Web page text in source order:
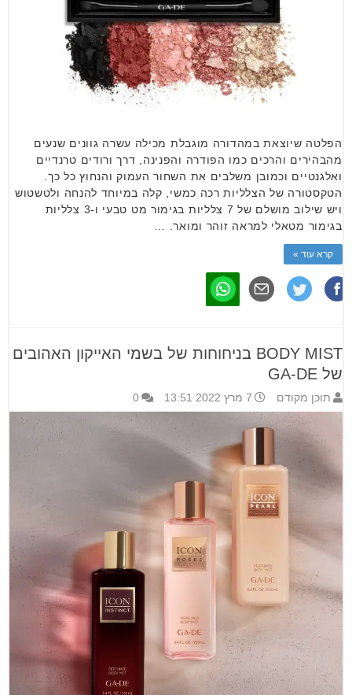
הפלטה שיוצאת במהדורה מוגבלת מכילה עשרה גוונים שנעים
מהבהירים והרכים כמו הפודרה והפנינה, דרך ורודים טרנדיים
ואלגנטיים וכמובן משלבים את השחור העמוק והנחוץ כל כך.
הטקסטורה של הצלליות רכה כמשי, קלה במיוחד להנחה ולטשטוש
ויש שילוב מושלם של 7 צלליות בגימור מט טבעי ו-3 צלליות
בגימור מטאלי למראה זוהר ומואר. …
קרא עוד »
BODY MIST בניחוחות של בשמי האייקון האהובים
של GA-DE
תוכן מקודם 7 מרץ 2022 13:51 0